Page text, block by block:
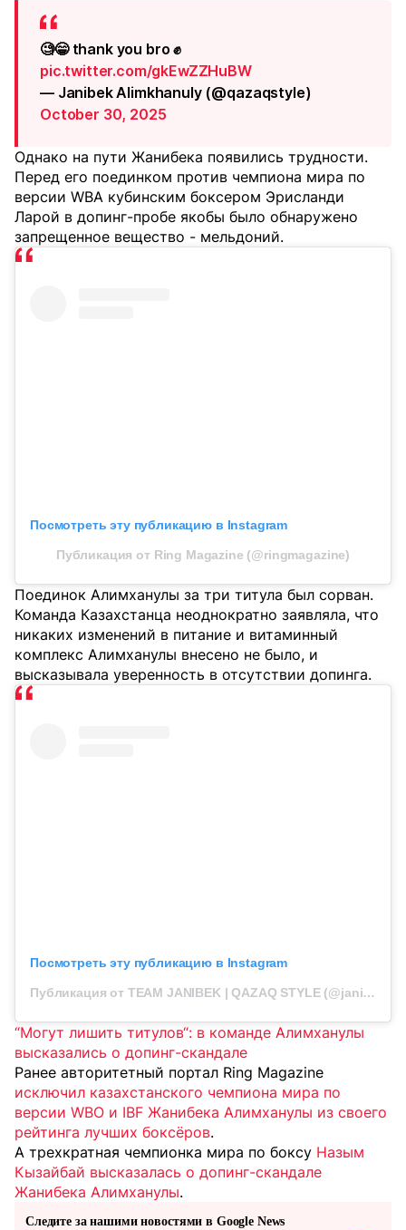
🧐😁 thank you bro ✊
pic.twitter.com/gkEwZZHuBW
— Janibek Alimkhanuly (@qazaqstyle)
October 30, 2025
Однако на пути Жанибека появились трудности.
Перед его поединком против чемпиона мира по
версии WBA кубинским боксером Эрисланди
Ларой в допинг-пробе якобы было обнаружено
запрещенное вещество - мельдоний.
Посмотреть эту публикацию в Instagram
Публикация от Ring Magazine (@ringmagazine)
Поединок Алимханулы за три титула был сорван.
Команда Казахстанца неоднократно заявляла, что
никаких изменений в питание и витаминный
комплекс Алимханулы внесено не было, и
высказывала уверенность в отсутствии допинга.
Посмотреть эту публикацию в Instagram
Публикация от TEAM JANIBEK | QAZAQ STYLE (@janibek_qazaqstyle)
“Могут лишить титулов“: в команде Алимханулы
высказались о допинг-скандале
Ранее авторитетный портал Ring Magazine
исключил казахстанского чемпиона мира по
версии WBO и IBF Жанибека Алимханулы из своего
рейтинга лучших боксёров.
А трехкратная чемпионка мира по боксу Назым
Кызайбай высказалась о допинг-скандале
Жанибека Алимханулы.
Следите за нашими новостями в Google News